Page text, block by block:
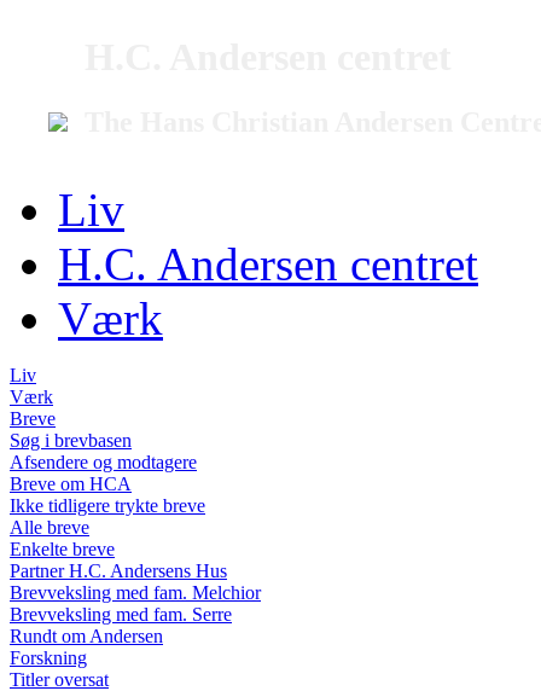
Liv
H.C. Andersen centret
Værk
Liv
Værk
Breve
Søg i brevbasen
Afsendere og modtagere
Breve om HCA
Ikke tidligere trykte breve
Alle breve
Enkelte breve
Partner H.C. Andersens Hus
Brevveksling med fam. Melchior
Brevveksling med fam. Serre
Rundt om Andersen
Forskning
Titler oversat